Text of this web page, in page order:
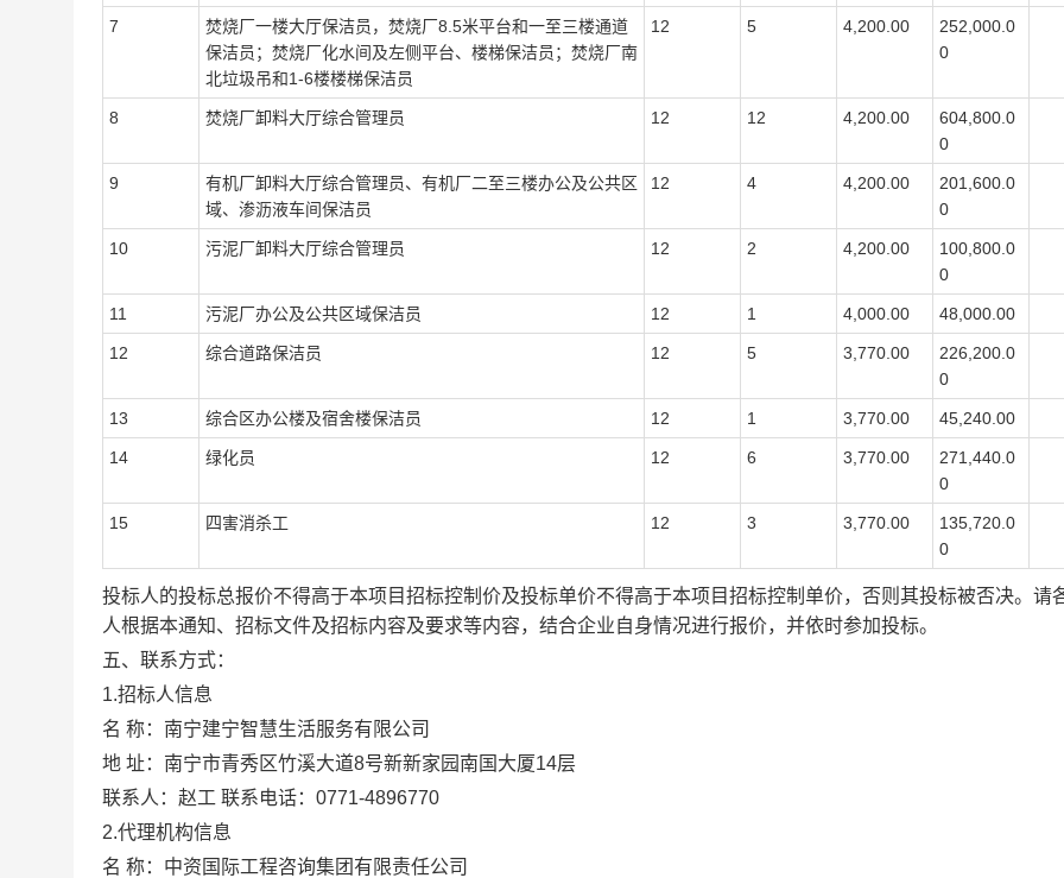
7 焚烧厂一楼大厅保洁员，焚烧厂8.5米平台和一至三楼通道
保洁员；焚烧厂化水间及左侧平台、楼梯保洁员；焚烧厂南
北垃圾吊和1-6楼楼梯保洁员
12 5 4,200.00
252,000.0
0
8 焚烧厂卸料大厅综合管理员 12 12 4,200.00
604,800.0
0
9
有机厂卸料大厅综合管理员、有机厂二至三楼办公及公共区
域、渗沥液车间保洁员
12 4 4,200.00
201,600.0
0
10 污泥厂卸料大厅综合管理员 12 2 4,200.00
100,800.0
0
11 污泥厂办公及公共区域保洁员 12 1 4,000.00 48,000.00
12 综合道路保洁员 12 5 3,770.00
226,200.0
0
13 综合区办公楼及宿舍楼保洁员 12 1 3,770.00 45,240.00
14 绿化员 12 6 3,770.00
271,440.0
0
15 四害消杀工 12 3 3,770.00
135,720.0
0
投标人的投标总报价不得高于本项目招标控制价及投标单价不得高于本项目招标控制单价，否则其投标被否决。请
人根据本通知、招标文件及招标内容及要求等内容，结合企业自身情况进行报价，并依时参加投标。
五、联系方式：
1.招标人信息
名 称：南宁建宁智慧生活服务有限公司
地 址：南宁市青秀区竹溪大道8号新新家园南国大厦14层
联系人：赵工 联系电话： 0771-4896770
2.代理机构信息
名 称：中资国际工程咨询集团有限责任公司